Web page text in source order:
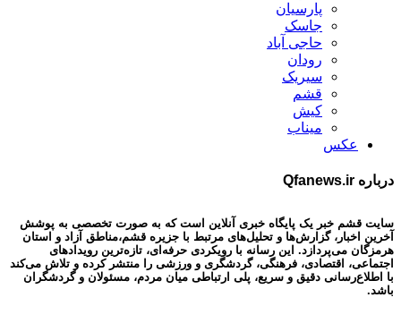
پارسیان
جاسک
حاجی آباد
رودان
سیریک
قشم
کیش
میناب
عکس
درباره Qfanews.ir
سایت قشم خبر یک پایگاه خبری آنلاین است که به صورت تخصصی به پوشش
آخرین اخبار، گزارش‌ها و تحلیل‌های مرتبط با جزیره قشم،مناطق آزاد و استان
هرمزگان می‌پردازد. این رسانه با رویکردی حرفه‌ای، تازه‌ترین رویدادهای
اجتماعی، اقتصادی، فرهنگی، گردشگری و ورزشی را منتشر کرده و تلاش می‌کند
با اطلاع‌رسانی دقیق و سریع، پلی ارتباطی میان مردم، مسئولان و گردشگران
باشد.